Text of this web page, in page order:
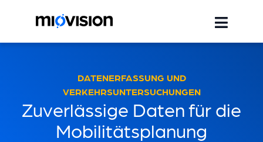
DATENERFASSUNG UND
VERKEHRSUNTERSUCHUNGEN
Zuverlässige Daten für die
Mobilitätsplanung